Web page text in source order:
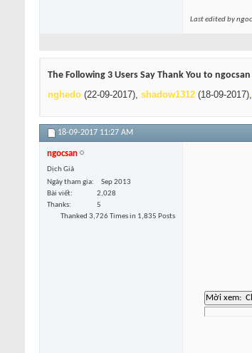
Last edited by
The Following 3 Users Say Thank You to
nghedo (22-09-2017), shadow1312 (18-09-2017),
18-09-2017 11:27 AM
ngocsan
Dịch Giả
Ngày tham gia
Sep 2013
Bài viết
2,028
Thanks
5
Thanked 3,726 Times in 1,835 Posts